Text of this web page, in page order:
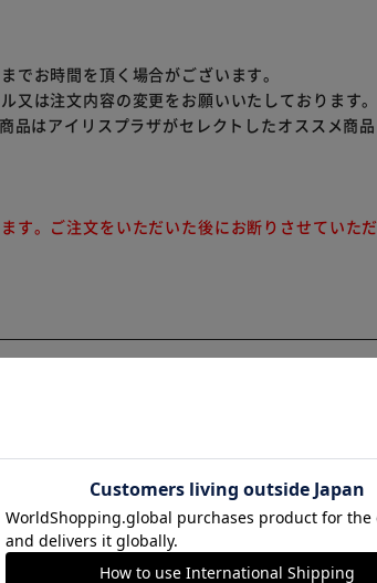
お時間を頂く場合がございます。
は注文内容の変更をお願いいたしております。
品はアイリスプラザがセレクトしたオススメ商品
す。ご注文をいただいた後にお断りさせていただ
カートに入れる 購入手続きへ